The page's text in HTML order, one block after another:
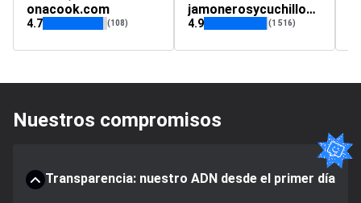
onacook.com
4.7 (108)
jamonerosycuchillos.com
4.9 (1 516)
Nuestros compromisos
Transparencia: nuestro ADN desde el primer día